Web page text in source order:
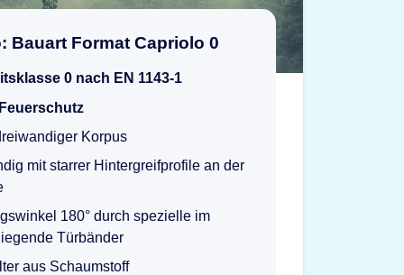
Bauart Format Capriolo 0
0 nach EN 1143-1
Korpus
mit starrer Hintergreifprofile an der
180° durch spezielle im
Türbänder
aus Schaumstoff